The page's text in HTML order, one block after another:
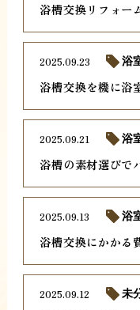
浴槽交換リフォー
浴槽交換を機に浴
2025.09.23 浴
浴槽の素材選びで
2025.09.21 浴
浴槽交換にかかる
2025.09.13 浴
2025.09.12 未